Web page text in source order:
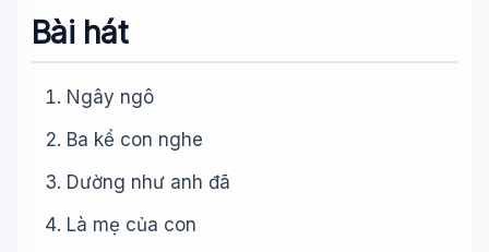
Bài hát
Ngây ngô
Ba kể con nghe
Dường như anh đã
Là mẹ của con